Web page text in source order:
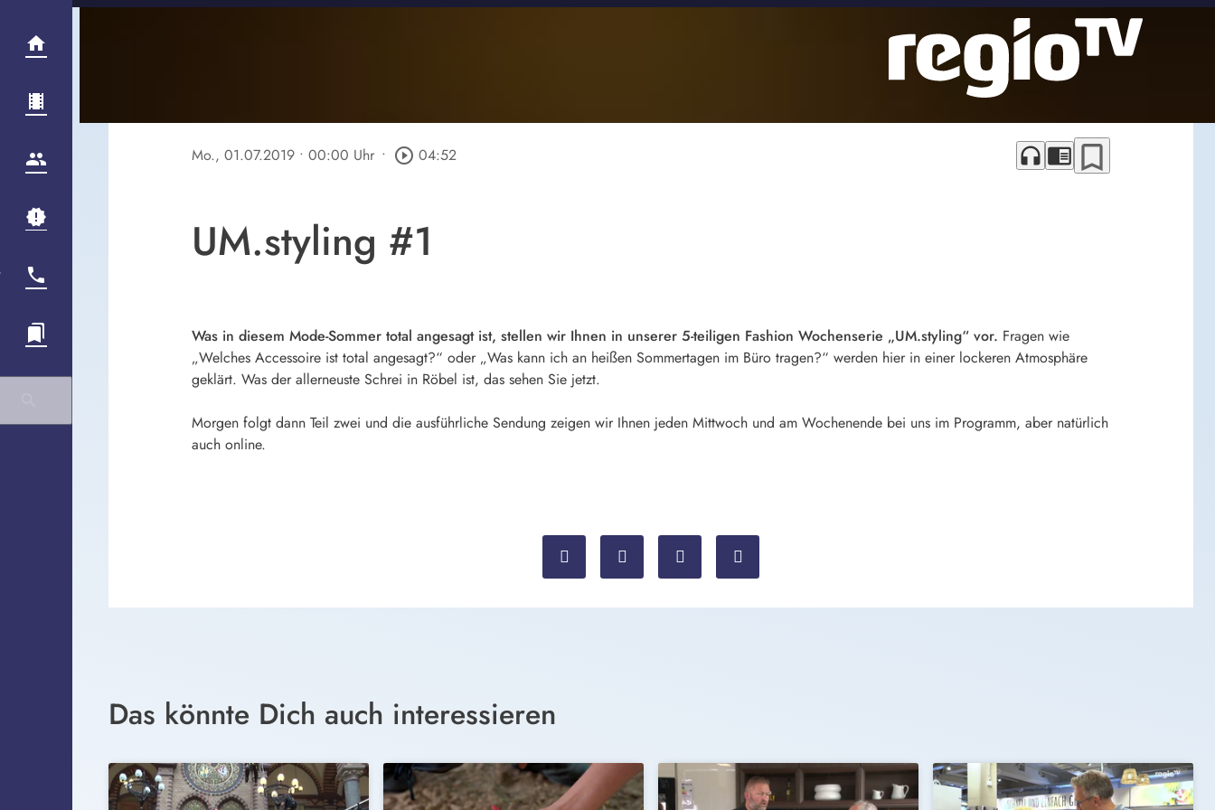
Mo., 01.07.2019 • 00:00 Uhr • play_circle_outline 04:52 headphones chrome_reader_mode bookmark_border
UM.styling #1
Was in diesem Mode-Sommer total angesagt ist, stellen wir Ihnen in unserer 5-teiligen Fashion Wochenserie „UM.styling“ vor. Fragen wie
„Welches Accessoire ist total angesagt?“ oder „Was kann ich an heißen Sommertagen im Büro tragen?“ werden hier in einer lockeren Atmosphäre
geklärt. Was der allerneuste Schrei in Röbel ist, das sehen Sie jetzt.
Morgen folgt dann Teil zwei und die ausführliche Sendung zeigen wir Ihnen jeden Mittwoch und am Wochenende bei uns im Programm, aber natürlich
auch online.
Das könnte Dich auch interessieren